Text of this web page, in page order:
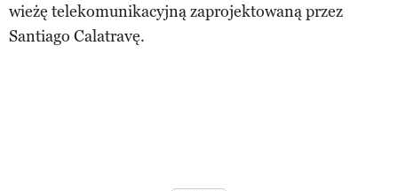
wieżę telekomunikacyjną zaprojektowaną przez
Santiago Calatravę.